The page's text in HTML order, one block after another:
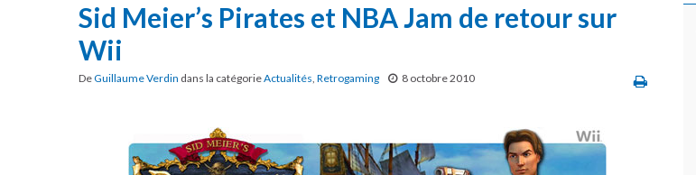
Sid Meier’s Pirates et NBA Jam de retour sur
Wii
DeGuillaume Verdin dans la catégorieActualités, Retrogaming 8 octobre 2010